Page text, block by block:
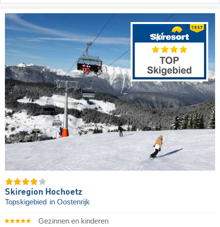
Skiregion Hochoetz
Topskigebied in Oostenrijk
Gezinnen en kinderen